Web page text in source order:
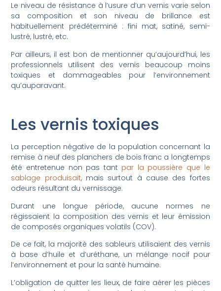
Le niveau de résistance à l’usure d’un vernis varie selon
sa composition et son niveau de brillance est
habituellement prédéterminé : fini mat, satiné, semi-
lustré, lustré, etc.
Par ailleurs, il est bon de mentionner qu’aujourd’hui, les
professionnels utilisent des vernis beaucoup moins
toxiques et dommageables pour l’environnement
qu’auparavant.
Les vernis toxiques
La perception négative de la population concernant la
remise à neuf des planchers de bois franc a longtemps
été entretenue non pas tant par la poussière que le
sablage produisait, mais surtout à cause des fortes
odeurs résultant du vernissage.
Durant une longue période, aucune normes ne
régissaient la composition des vernis et leur émission
de composés organiques volatils (COV).
De ce fait, la majorité des sableurs utilisaient des vernis
à base d’huile et d’uréthane, un mélange nocif pour
l’environnement et pour la santé humaine.
L’obligation de quitter les lieux, de faire aérer les pièces